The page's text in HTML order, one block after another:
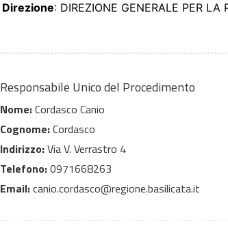
Direzione: DIREZIONE GENERALE PER LA
Responsabile Unico del Procedimento
Nome:Cordasco Canio
Cognome:Cordasco
Indirizzo:Via V. Verrastro 4
Telefono:0971668263
Email:canio.cordasco@regione.basilicata.it